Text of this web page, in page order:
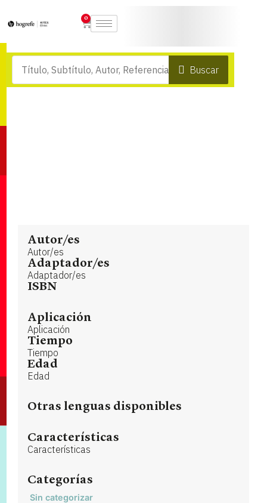
0
Buscar
Autor/es
Autor/es
Adaptador/es
Adaptador/es
ISBN
Aplicación
Aplicación
Tiempo
Tiempo
Edad
Edad
Otras lenguas disponibles
Características
Características
Categorías
Sin categorizar